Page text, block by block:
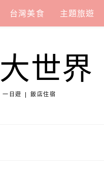
台灣美食 主題旅遊
世界
一日遊 | 飯店住宿